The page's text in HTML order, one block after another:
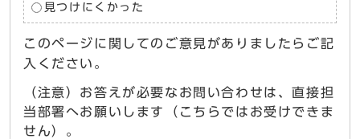
見つけにくかった
このページに関してのご意見がありましたらご記
入ください。
（注意）お答えが必要なお問い合わせは、直接担
当部署へお願いします（こちらではお受けできま
せん）。